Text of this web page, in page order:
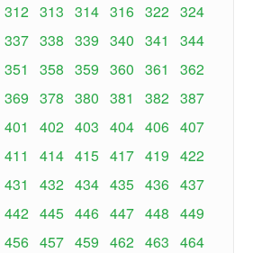
312 313 314 316 322 324
337 338 339 340 341
344
351 358 359 360 361
362
369 378 380 381 382 387
401 402 403 404 406 407
411 414 415 417 419 422
431 432 434 435 436 437
442 445 446 447 448 449
456 457 459 462 463 464